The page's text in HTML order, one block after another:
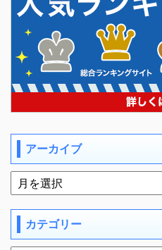
アーカイブ
カテゴリー